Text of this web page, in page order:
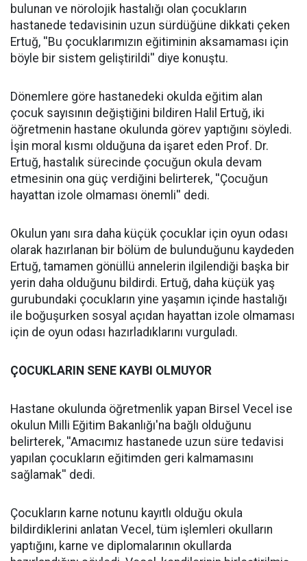
bulunan ve nörolojik hastalığı olan çocukların
hastanede tedavisinin uzun sürdüğüne dikkati çeken
Ertuğ, ''Bu çocuklarımızın eğitiminin aksamaması için
böyle bir sistem geliştirildi'' diye konuştu.
Dönemlere göre hastanedeki okulda eğitim alan
çocuk sayısının değiştiğini bildiren Halil Ertuğ, iki
öğretmenin hastane okulunda görev yaptığını söyledi.
İşin moral kısmı olduğuna da işaret eden Prof. Dr.
Ertuğ, hastalık sürecinde çocuğun okula devam
etmesinin ona güç verdiğini belirterek, ''Çocuğun
hayattan izole olmaması önemli'' dedi.
Okulun yanı sıra daha küçük çocuklar için oyun odası
olarak hazırlanan bir bölüm de bulunduğunu kaydeden
Ertuğ, tamamen gönüllü annelerin ilgilendiği başka bir
yerin daha olduğunu bildirdi. Ertuğ, daha küçük yaş
gurubundaki çocukların yine yaşamın içinde hastalığı
ile boğuşurken sosyal açıdan hayattan izole olmaması
için de oyun odası hazırladıklarını vurguladı.
ÇOCUKLARIN SENE KAYBI OLMUYOR
Hastane okulunda öğretmenlik yapan Birsel Vecel ise
okulun Milli Eğitim Bakanlığı'na bağlı olduğunu
belirterek, ''Amacımız hastanede uzun süre tedavisi
yapılan çocukların eğitimden geri kalmamasını
sağlamak'' dedi.
Çocukların karne notunu kayıtlı olduğu okula
bildirdiklerini anlatan Vecel, tüm işlemleri okulların
yaptığını, karne ve diplomalarının okullarda